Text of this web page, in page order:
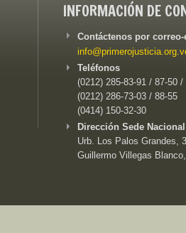
INFORMACIÓN DE
Contáctenos por
Teléfonos
(0212) 285-83-91 / 87-50 /
(0212) 286-73-03 / 88-55
(0414) 150-32-30
Dirección Sede
Urb. Los Palos Grandes,
Guillermo Villegas